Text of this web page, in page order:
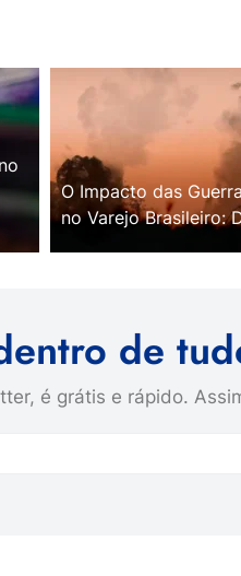
O Impacto das
no Varejo Brasileiro:
de
é grátis e rápido.